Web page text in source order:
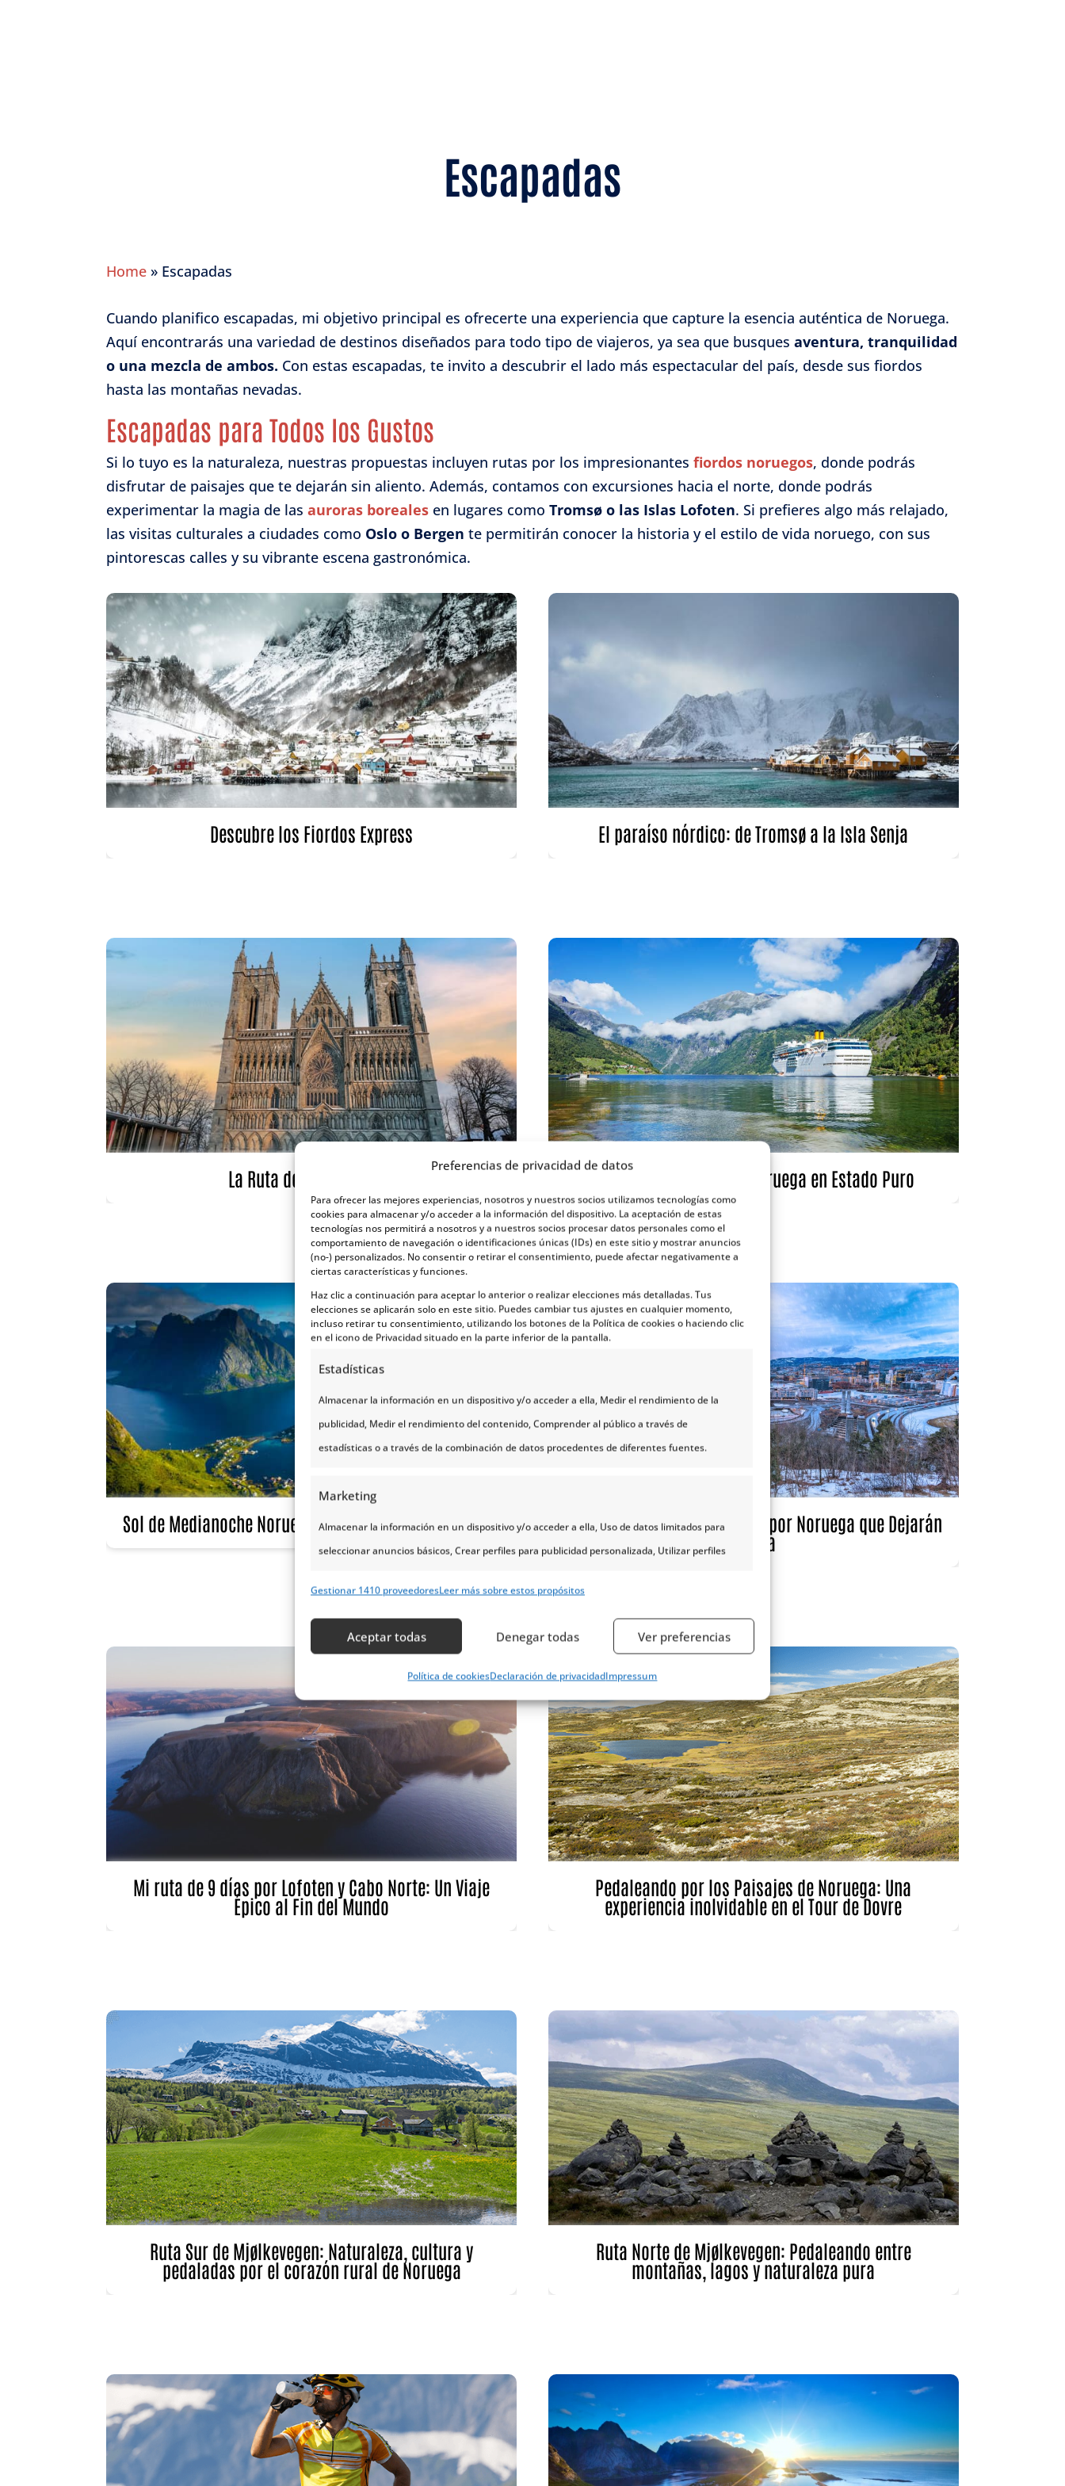
Preferencias de privacidad de datos
Para ofrecer las mejores experiencias, nosotros y nuestros socios utilizamos tecnologías como
cookies para almacenar y/o acceder a la información del dispositivo. La aceptación de estas
tecnologías nos permitirá a nosotros y a nuestros socios procesar datos personales como el
comportamiento de navegación o identificaciones únicas (IDs) en este sitio y mostrar anuncios
(no-) personalizados. No consentir o retirar el consentimiento, puede afectar negativamente a
ciertas características y funciones.
Haz clic a continuación para aceptar lo anterior o realizar elecciones más detalladas. Tus
elecciones se aplicarán solo en este sitio. Puedes cambiar tus ajustes en cualquier momento,
incluso retirar tu consentimiento, utilizando los botones de la Política de cookies o haciendo clic
en el icono de Privacidad situado en la parte inferior de la pantalla.
Estadísticas
Almacenar la información en un dispositivo y/o acceder a ella, Medir el rendimiento de la
publicidad, Medir el rendimiento del contenido, Comprender al público a través de
estadísticas o a través de la combinación de datos procedentes de diferentes fuentes.
Marketing
Almacenar la información en un dispositivo y/o acceder a ella, Uso de datos limitados para
seleccionar anuncios básicos, Crear perfiles para publicidad personalizada, Utilizar perfiles
Uso de perfiles para la selección de contenido personalizado, Desarrollo y mejora de los
servicios, Uso de datos limitados con el objetivo de seleccionar el contenido.
Cotejo y combinación de datos procedentes de otras fuentes de información,
Vincular diferentes dispositivos, Identificación de dispositivos en función de la
información transmitida de forma automática.
Garantizar la seguridad, evitar y detectar fraudes, y eliminar
fallos, Ofrecer y presentar publicidad y contenido, Guardar y
comunicar las preferencias de privacidad.
Siempre activo
Gestionar 1410 proveedoresLeer más sobre estos propósitos
Aceptar todas Denegar todas Ver preferencias
Política de cookiesDeclaración de privacidadImpressum
Escapadas
Home » Escapadas
Cuando planifico escapadas, mi objetivo principal es ofrecerte una experiencia que capture la esencia auténtica de Noruega.
Aquí encontrarás una variedad de destinos diseñados para todo tipo de viajeros, ya sea que busquesaventura, tranquilidad
o una mezcla de ambos. Con estas escapadas, te invito a descubrir el lado más espectacular del país, desde sus fiordos
hasta las montañas nevadas.
Escapadas para Todos los Gustos
Si lo tuyo es la naturaleza, nuestras propuestas incluyen rutas por los impresionantesfiordos noruegos, donde podrás
disfrutar de paisajes que te dejarán sin aliento. Además, contamos con excursiones hacia el norte, donde podrás
experimentar la magia de lasauroras boreales en lugares comoTromsø o las Islas Lofoten. Si prefieres algo más relajado,
las visitas culturales a ciudades como Oslo o Bergen te permitirán conocer la historia y el estilo de vida noruego, con sus
pintorescas calles y su vibrante escena gastronómica.
Descubre los Fiordos Express El paraíso nórdico: de Tromsø a la Isla Senja
La Ruta del Rey San Olav Mi ruta a Hurtigruten: Noruega en Estado Puro
Sol de Medianoche Noruega: Vivir un día que no Acaba Fiordos y Stavanger en Tours por Noruega que Dejarán
Huella
Mi ruta de 9 días por Lofoten y Cabo Norte: Un Viaje
Épico al Fin del Mundo
Pedaleando por los Paisajes de Noruega: Una
experiencia inolvidable en el Tour de Dovre
Ruta Sur de Mjølkevegen: Naturaleza, cultura y
pedaladas por el corazón rural de Noruega
Ruta Norte de Mjølkevegen: Pedaleando entre
montañas, lagos y naturaleza pura